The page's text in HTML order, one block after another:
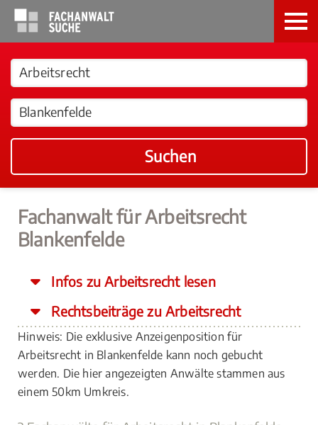
Suchen
Fachanwalt für Arbeitsrecht
Blankenfelde
Infos zu Arbeitsrecht lesen
Rechtsbeiträge zu Arbeitsrecht
Hinweis: Die exklusive Anzeigenposition für
Arbeitsrecht in Blankenfelde kann noch gebucht
werden. Die hier angezeigten Anwälte stammen aus
einem 50km Umkreis.